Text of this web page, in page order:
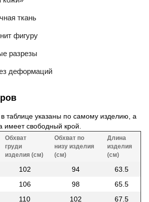
ткань
фигуру
разрезы
деформаций
таблице указаны по самому изделию, а
имеет свободный крой.
Обхват
груди
изделия (см)
Обхват по
низу изделия
(см)
Длина
изделия
(см)
102 94
63.5
106 98
65.5
110 102 67.5